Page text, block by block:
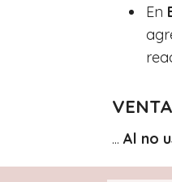
En
... Al no